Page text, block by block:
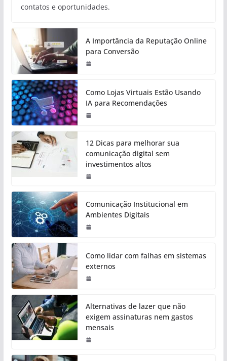
contatos e oportunidades.
A Importância da Reputação Online
para Conversão
Como Lojas Virtuais Estão Usando
IA para Recomendações
12 Dicas para melhorar sua
comunicação digital sem
investimentos altos
Comunicação Institucional em
Ambientes Digitais
Como lidar com falhas em sistemas
externos
Alternativas de lazer que não
exigem assinaturas nem gastos
mensais